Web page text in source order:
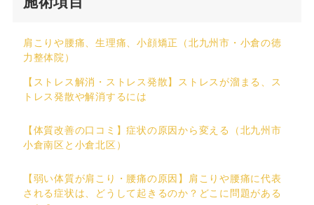
肩こりや腰痛、生理痛、小顔矯正（北九州市・小倉の徳
力整体院）
【ストレス解消・ストレス発散】ストレスが溜まる、ス
トレス発散や解消するには
【体質改善の口コミ】症状の原因から変える（北九州市
小倉南区と小倉北区）
【弱い体質が肩こり・腰痛の原因】肩こりや腰痛に代表
される症状は、どうして起きるのか？どこに問題がある